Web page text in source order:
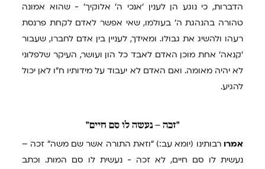
הדברות, כי נוגע הן לענין 'אנכי ה' אלוקיך' - שהוא אמונה
טהורה בהנהגת ה' בעולמו, שאי אפשר לאדם לקחת פרנסת
רעהו ולהשיג את גבולו. ומאידך, לעניין בין אדם לחברו, שעבור
'קנאה' אחת מוכן האדם לאבד כל הון ועושר, העיקר שלפלוני
לא יהיה מאומה. ואם האדם לא יעבוד על מידותיו ח"ו לאן יכול
להגיע.
"זכה – נעשה לו סם חיים"
אמרו רבותינו (יומא עב:) "וזאת התורה אשר שם משה" זכה –
נעשית לו סם חיים, לא זכה - נעשית לו סם המות. וכתב